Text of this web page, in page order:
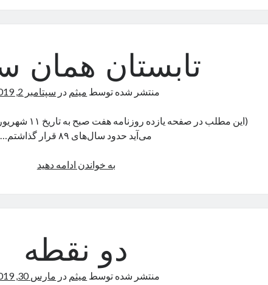
تابستان همان
منتشر شده توسط میثم در سپتامبر 2, 2019
می‌آید حدود سال‌های ۸۹ قرار گذاشتم…
به خواندن ادامه دهید
دو نقطه
منتشر شده توسط میثم در مارس 30, 2019